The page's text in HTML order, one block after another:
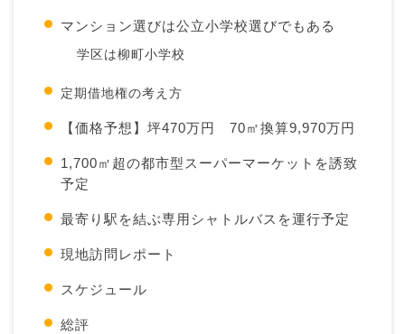
マンション選びは公立小学校選びでもある
学区は柳町小学校
定期借地権の考え方
【価格予想】坪470万円 70㎡換算9,970万円
1,700㎡超の都市型スーパーマーケットを誘致
予定
最寄り駅を結ぶ専用シャトルバスを運行予定
現地訪問レポート
スケジュール
総評